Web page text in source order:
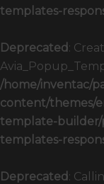
templates-
Deprecated :
/home/inventac/
content/themes/
template-builder/
templates-
Deprecated :